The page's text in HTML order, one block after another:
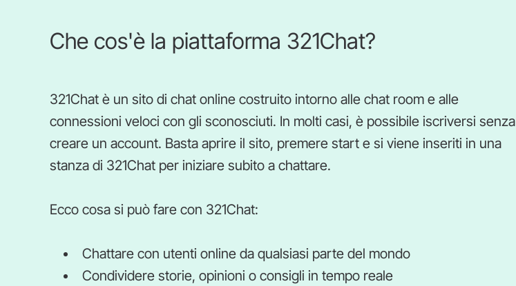
Che cos'è la piattaforma 321Chat?
321Chat è un sito di chat online costruito intorno alle chat room e alle
connessioni veloci con gli sconosciuti. In molti casi, è possibile iscriversi senza
creare un account. Basta aprire il sito, premere start e si viene inseriti in una
stanza di 321Chat per iniziare subito a chattare.
Ecco cosa si può fare con 321Chat:
Chattare con utenti online da qualsiasi parte del mondo
Condividere storie, opinioni o consigli in tempo reale